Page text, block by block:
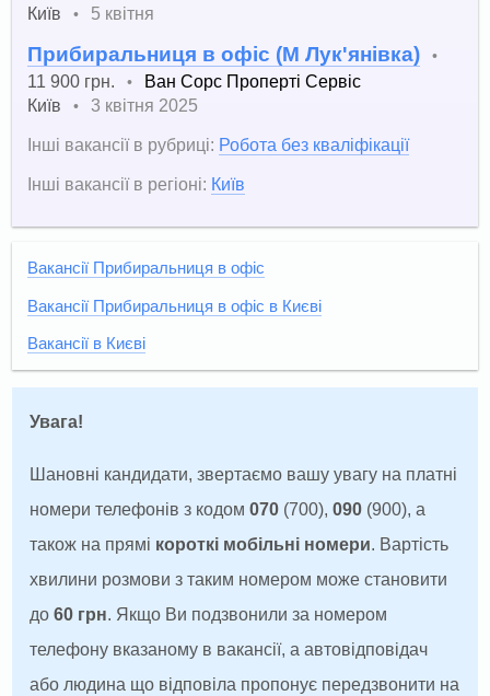
Київ
• 5 квітня
Прибиральниця в офіс (М Лук'янівка) •
11 900 грн. •
Ван Сорс Проперті Сервіс
Київ
•
3 квітня 2025
Інші вакансії в рубриці: Робота без кваліфікації
Інші вакансії в регіоні: Київ
Вакансії Прибиральниця в офіс
Вакансії Прибиральниця в офіс в Києві
Вакансії в Києві
Увага!
Шановні кандидати, звертаємо вашу увагу на платні
номери телефонів з кодом070 (700),090 (900), а
також на прямі короткі мобільні номери. Вартість
хвилини розмови з таким номером може становити
до60 грн. Якщо Ви подзвонили за номером
телефону вказаному в вакансії, а автовідповідач
або людина що відповіла пропонує передзвонити на